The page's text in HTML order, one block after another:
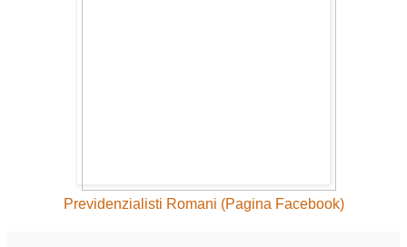
Previdenzialisti Romani (Pagina Facebook)